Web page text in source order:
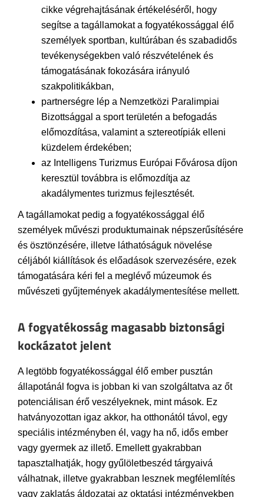
cikke végrehajtásának értékeléséről, hogy
segítse a tagállamokat a fogyatékossággal élő
személyek sportban, kultúrában és szabadidős
tevékenységekben való részvételének és
támogatásának fokozására irányuló
szakpolitikákban,
partnerségre lép a Nemzetközi Paralimpiai
Bizottsággal a sport területén a befogadás
előmozdítása, valamint a sztereotípiák elleni
küzdelem érdekében;
az Intelligens Turizmus Európai Fővárosa díjon
keresztül továbbra is előmozdítja az
akadálymentes turizmus fejlesztését.
A tagállamokat pedig a fogyatékossággal élő
személyek művészi produktumainak népszerűsítésére
és ösztönzésére, illetve láthatóságuk növelése
céljából kiállítások és előadások szervezésére, ezek
támogatására kéri fel a meglévő múzeumok és
művészeti gyűjtemények akadálymentesítése mellett.
A fogyatékosság magasabb biztonsági
kockázatot jelent
A legtöbb fogyatékossággal élő ember pusztán
állapotánál fogva is jobban ki van szolgáltatva az őt
potenciálisan érő veszélyeknek, mint mások. Ez
hatványozottan igaz akkor, ha otthonától távol, egy
speciális intézményben él, vagy ha nő, idős ember
vagy gyermek az illető. Emellett gyakrabban
tapasztalhatják, hogy gyűlöletbeszéd tárgyaivá
válhatnak, illetve gyakrabban lesznek megfélemlítés
vagy zaklatás áldozatai az oktatási intézményekben